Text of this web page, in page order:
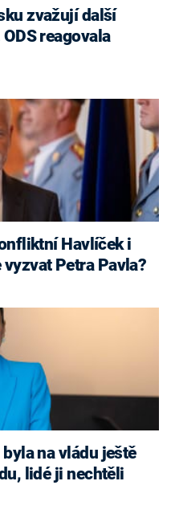
reagovala
Petra Pavla?
na vládu ještě
lidé ji nechtěli